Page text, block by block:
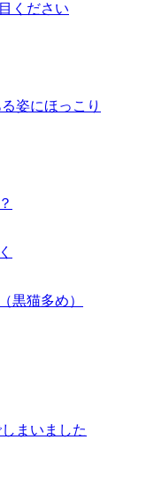
ください
姿にほっこり
黒猫多め）
まいました